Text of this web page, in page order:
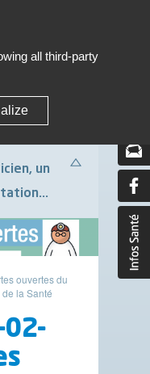
un
ouvertes du
la Santé
02-
all third-party